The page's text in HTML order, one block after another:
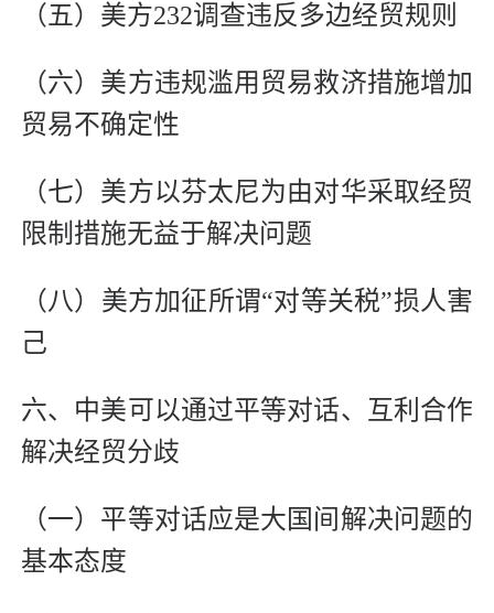
（五）美方232调查违反多边经贸规则
（六）美方违规滥用贸易救济措施增加
贸易不确定性
（七）美方以芬太尼为由对华采取经贸
限制措施无益于解决问题
（八）美方加征所谓“对等关税”损人害
己
六、中美可以通过平等对话、互利合作
解决经贸分歧
（一）平等对话应是大国间解决问题的
基本态度